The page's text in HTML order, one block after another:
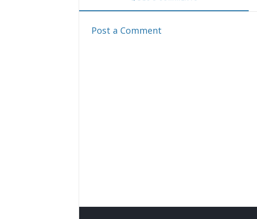
Post a Comment